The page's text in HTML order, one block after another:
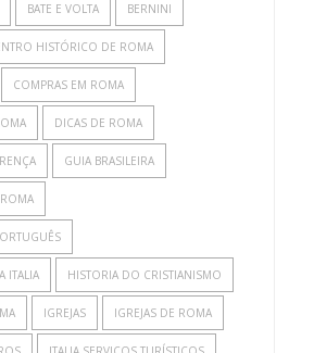
BATE E VOLTA BERNINI
HISTÓRICO DE ROMA
COMPRAS EM ROMA
DICAS DE ROMA
GUIA BRASILEIRA
ITALIA HISTORIA DO CRISTIANISMO
IGREJAS IGREJAS DE ROMA